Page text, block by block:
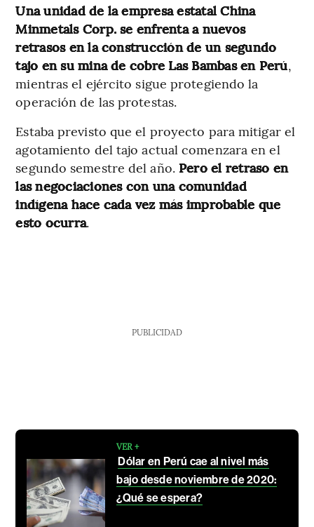
Una unidad de la empresa estatal China
Minmetals Corp. se enfrenta a nuevos
retrasos en la construcción de un segundo
tajo en su mina de cobre Las Bambas en Perú,
mientras el ejército sigue protegiendo la
operación de las protestas.
Estaba previsto que el proyecto para mitigar el
agotamiento del tajo actual comenzara en el
segundo semestre del año. Pero el retraso en
las negociaciones con una comunidad
indígena hace cada vez más improbable que
esto ocurra.
PUBLICIDAD
VER +
Dólar en Perú cae al nivel más
bajo desde noviembre de 2020:
¿Qué se espera?